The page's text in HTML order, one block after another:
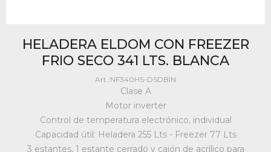
HELADERA ELDOM CON FREEZER
FRIO SECO 341 LTS. BLANCA
NF340HS-DSDBIN
Clase A
Motor inverter
Control de temperatura electrónico, individual
Capacidad útil: Heladera 255 Lts - Freezer 77 Lts
3 estantes, 1 estante cerrado y cajón de acrílico para